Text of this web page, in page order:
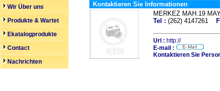
Wir Über uns
Produkte & Wartet
Ekatalogprodukte
Contact
Nachrichten
Kontaktieren Sie Informationen
MERKEZ MAH.19
Tel : (262) 4147261
Url : http://
E-mail :
Kontaktieren Sie